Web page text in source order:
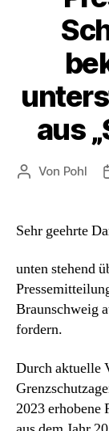
aus
Beitragsautor
Von Pohl
Sehr geehrte
unten stehend
Braunschweig
fordern.
Durch aktuelle
2023 erhobene